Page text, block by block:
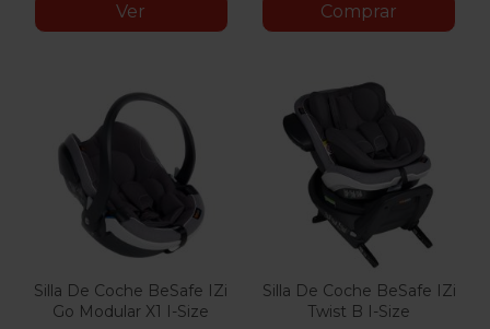
Ver Comprar
Silla De Coche BeSafe IZi
Go Modular X1 I-Size
Silla De Coche BeSafe IZi
Twist B I-Size